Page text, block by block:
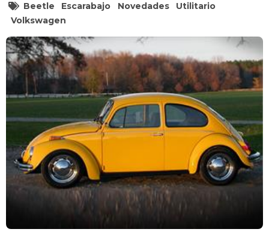
Beetle Escarabajo Novedades
Utilitario
Volkswagen